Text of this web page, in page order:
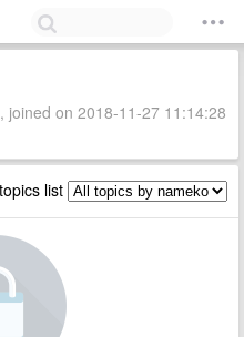
joined on 2018-11-27 11:14:28
list